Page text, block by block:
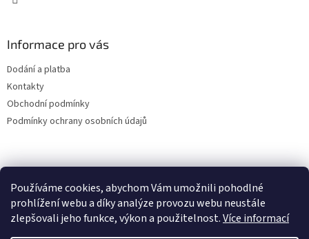
Používáme cookies, abychom Vám umožnili pohodlné
prohlížení webu a díky analýze provozu webu neustále
zlepšovali jeho funkce, výkon a použitelnost.Více informací
Informace pro vás
Dodání a platba
Kontakty
Obchodní podmínky
Podmínky ochrany osobních údajů